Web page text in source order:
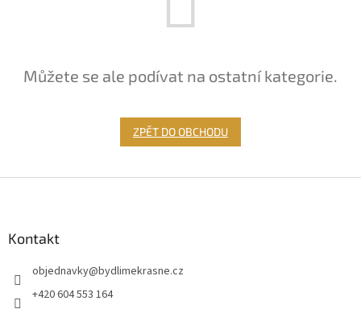
Můžete se ale podívat na ostatní kategorie.
ZPĚT DO OBCHODU
Kontakt
objednavky@bydlimekrasne.cz
+420 604 553 164